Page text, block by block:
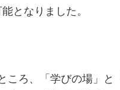
となりました。
ころ、「学びの場」と